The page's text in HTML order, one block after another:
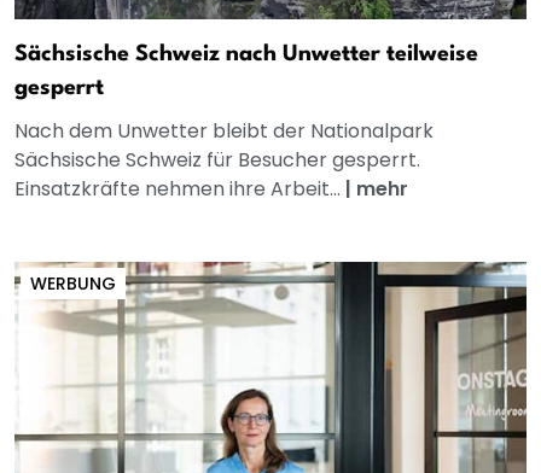
Sächsische Schweiz nach Unwetter teilweise
gesperrt
Nach dem Unwetter bleibt der Nationalpark
Sächsische Schweiz für Besucher gesperrt.
Einsatzkräfte nehmen ihre Arbeit... | mehr
WERBUNG